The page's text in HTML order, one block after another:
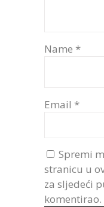
Name *
Email *
Spremi
stranicu u
za sljedeći
komentirao.